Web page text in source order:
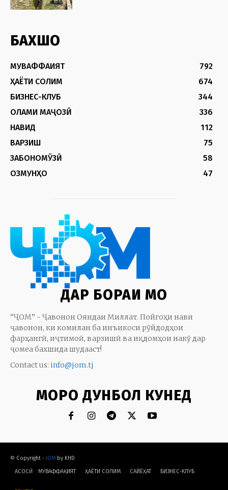
БАХШҲО
МУВАФФАҚИЯТ
792
ҲАЁТИ СОЛИМ
674
БИЗНЕС-КЛУБ
344
ОЛАМИ МАҶОЗӢ
336
НАВИД
112
ВАРЗИШ
75
ЗАБОНОМӮЗӢ
58
ОЗМУНҲО
47
ДАР БОРАИ МО
“ҶОМ” - Ҷавонон Ояндаи Миллат. Пойгоҳи нави
ҷавонон, ки комилан ба инъикоси рӯйдодҳои
фарҳангӣ, иҷтимоӣ, варзишӣ ва иқдомҳои накӯ дар
ҷомеа бахшида шудааст!
Contact us: info@jom.tj
МОРО ДУНБОЛ КУНЕД
© Copyright - JOM by KHD
АСОСӢ
МУВАФФАҚИЯТ ҲАЁТИ СОЛИМ CАЙЁҲАТ БИЗНЕС-КЛУБ